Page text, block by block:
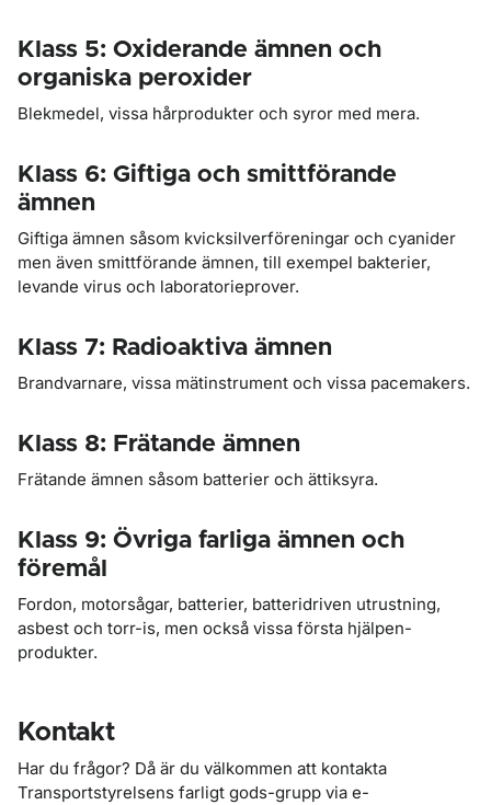
Klass 5: Oxiderande ämnen och
organiska peroxider
Blekmedel, vissa hårprodukter och syror med mera.
Klass 6: Giftiga och smittförande
ämnen
Giftiga ämnen såsom kvicksilverföreningar och cyanider
men även smittförande ämnen, till exempel bakterier,
levande virus och laboratorieprover.
Klass 7: Radioaktiva ämnen
Brandvarnare, vissa mätinstrument och vissa pacemakers.
Klass 8: Frätande ämnen
Frätande ämnen såsom batterier och ättiksyra.
Klass 9: Övriga farliga ämnen och
föremål
Fordon, motorsågar, batterier, batteridriven utrustning,
asbest och torr-is, men också vissa första hjälpen-
produkter.
Kontakt
Har du frågor? Då är du välkommen att kontakta
Transportstyrelsens farligt gods-grupp via e-